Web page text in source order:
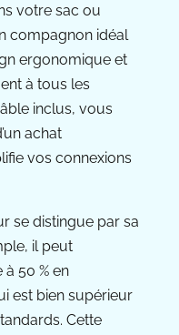
votre sac ou
compagnon idéal
ergonomique et
à tous les
inclus, vous
achat
vos connexions
se distingue par sa
il peut
50 % en
est bien supérieur
Cette